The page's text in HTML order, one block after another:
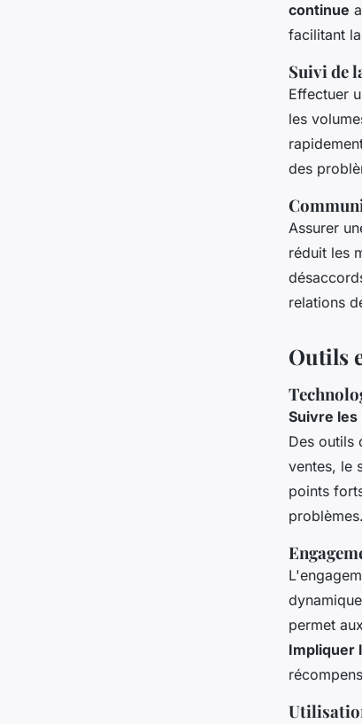
continue
facilitant
Suivi de
Effectuer
les
des
Assurer
réduit les
relations
Outils
Suivre
Des outils
ventes, le
points
problèmes.
permet
Impliquer